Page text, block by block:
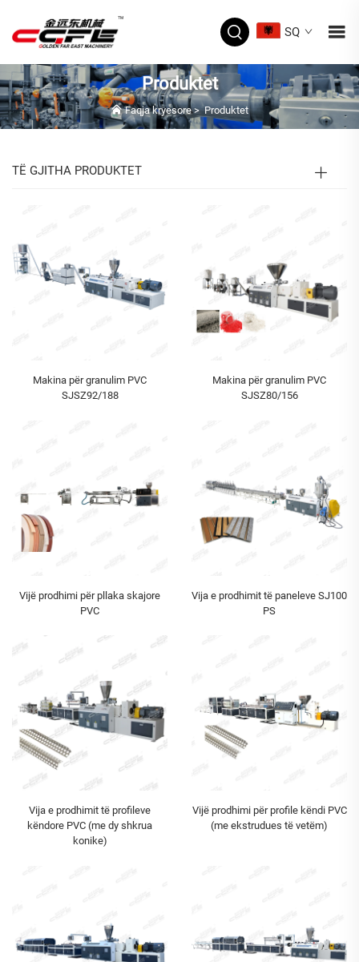
SQ
Produktet
Faqja kryesore>Produktet
TË GJITHA PRODUKTET
Makina për granulim PVC
SJSZ92/188
Makina për granulim PVC
SJSZ80/156
Vijë prodhimi për pllaka skajore
PVC
Vija e prodhimit të paneleve SJ100
PS
Vija e prodhimit të profileve
këndore PVC (me dy shkrua
konike)
Vijë prodhimi për profile këndi PVC
(me ekstrudues të vetëm)